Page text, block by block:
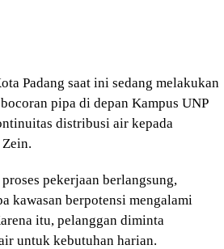
Padang saat ini sedang melakukan
pipa di depan Kampus UNP
distribusi air kepada
pekerjaan berlangsung,
kawasan berpotensi mengalami
itu, pelanggan diminta
untuk kebutuhan harian.